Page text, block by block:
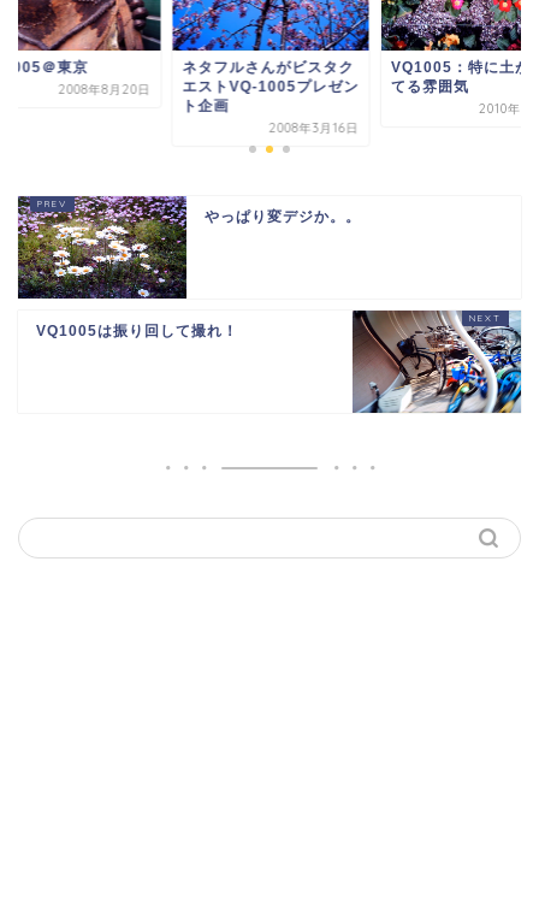
＠東京
2008年8月20日
ネタフルさんがビスタク
エストVQ-1005プレゼン
ト企画
2008年3月16日
VQ1005：特に土が
てる雰囲気
2010年3
やっぱり変デジか。。
VQ1005は振り回して撮れ！